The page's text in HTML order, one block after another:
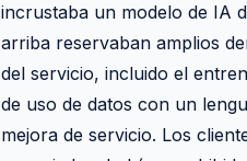
incrustaba un modelo de IA
arriba reservaban amplios
del servicio, incluido el
de uso de datos con un
mejora de servicio. Los